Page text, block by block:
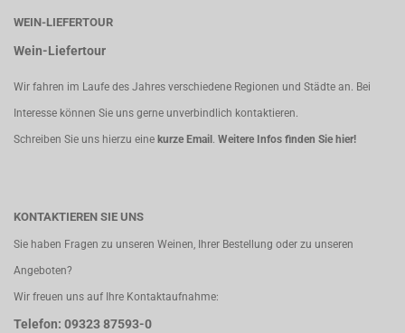
WEIN-LIEFERTOUR
Wein-Liefertour
Wir fahren im Laufe des Jahres verschiedene Regionen und Städte an. Bei
Interesse können Sie uns gerne unverbindlich kontaktieren.
Schreiben Sie uns hierzu eine kurze Email . Weitere Infos finden Sie hier!
KONTAKTIEREN SIE UNS
Sie haben Fragen zu unseren Weinen, Ihrer Bestellung oder zu unseren
Angeboten?
Wir freuen uns auf Ihre Kontaktaufnahme:
Telefon: 09323 87593-0